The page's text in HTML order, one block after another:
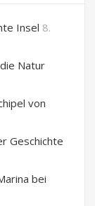
Insel 8.
Natur
von
Geschichte
bei